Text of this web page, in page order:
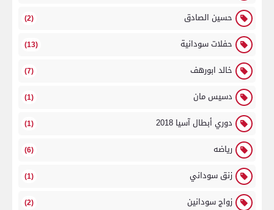
حسين الصادق (2)
حفلات سودانية (13)
خالد ابورهف (7)
دسيس مان (1)
دوري أبطال آسيا 2018 (1)
رياضه (6)
زنق سوداني (1)
زواج سودانين (2)